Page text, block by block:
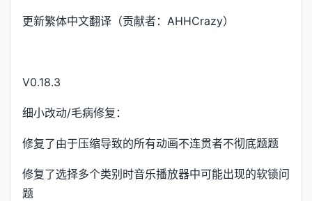
更新繁体中文翻译（贡献者：AHHCrazy）
V0.18.3
细小改动/毛病修复：
修复了由于压缩导致的所有动画不连贯者不彻底题题
修复了选择多个类别时音乐播放器中可能出现的软锁问
题